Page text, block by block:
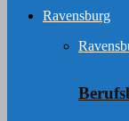
Ravensburg